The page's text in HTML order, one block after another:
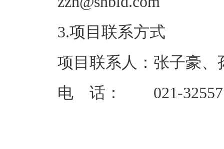
3.项目联系方式
项目联系人：张子豪、
电 话： 021-